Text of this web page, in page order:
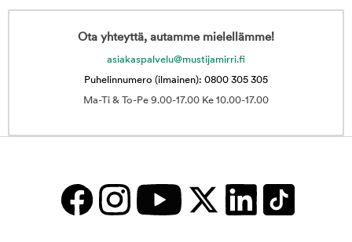
Ota yhteyttä, autamme mielellämme!
asiakaspalvelu@mustijamirri.fi
Puhelinnumero (ilmainen): 0800 305 305
Ma-Ti & To-Pe 9.00-17.00 Ke 10.00-17.00